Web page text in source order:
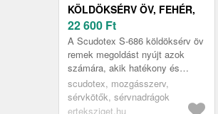
KÖLDÖKSÉRV ÖV, FEHÉR,
12CM, 3
22 600 Ft
A Scudotex S-686 köldöksérv öv
remek megoldást nyújt azok
számára, akik hatékony és
kényelmes támogatást keresnek
köldöksérv kezelésére. Ez a
magas...
scudotex, mozgásszerv,
sérvkötők, sérvnadrágok
erteksziget.hu